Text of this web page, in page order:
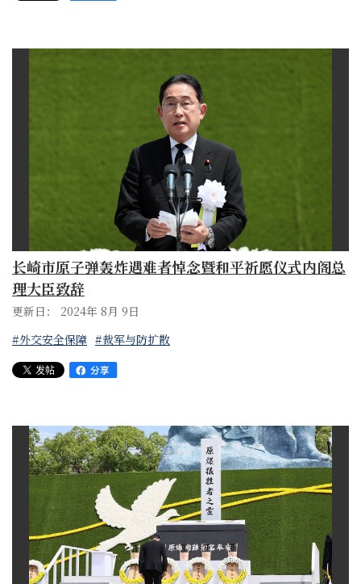
长崎市原子弹轰炸遇难者悼念暨和平祈愿仪式内阁总
理大臣致辞
更新日： 2024年 8月 9日
#外交安全保障 #裁军与防扩散